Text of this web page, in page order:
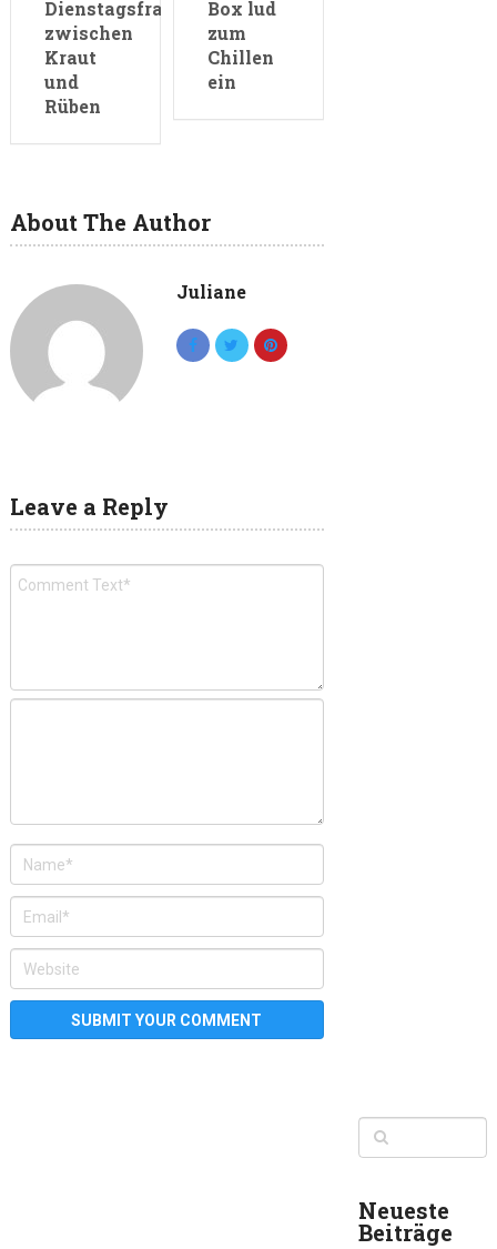
Dienstagsfrauen
zwischen
Kraut
und
Rüben
Box lud
zum
Chillen
ein
About The Author
Juliane
Leave a Reply
Neueste
Beiträge